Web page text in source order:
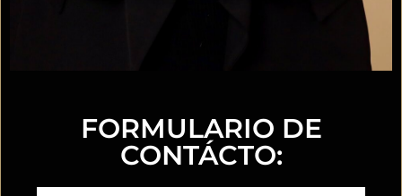
FORMULARIO DE
CONTÁCTO: